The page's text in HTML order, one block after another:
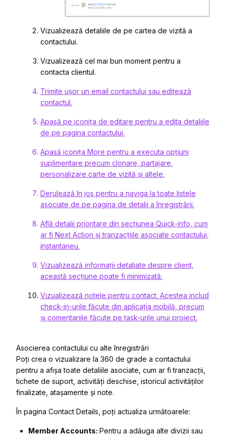
Vizualizează detaliile de pe cartea de vizită a
contactului.
Vizualizează cel mai bun moment pentru a
contacta clientul.
Trimite ușor un email contactului sau editează
contactul.
Apasă pe iconița de editare pentru a edita detaliile
de pe pagina contactului.
Apasă iconița More pentru a executa opțiuni
suplimentare precum clonare, partajare,
personalizare carte de vizită și altele.
Derulează în jos pentru a naviga la toate listele
asociate de pe pagina de detalii a înregistrării.
Află detalii prioritare din secțiunea Quick-info, cum
ar fi Next Action și tranzacțiile asociate contactului,
instantaneu.
Vizualizează informații detaliate despre client,
această secțiune poate fi minimizată.
Vizualizează notele pentru contact. Acestea includ
check-in-urile făcute din aplicația mobilă, precum
și comentariile făcute pe task-urile unui proiect.
Asocierea contactului cu alte înregistrări
Poți crea o vizualizare la 360 de grade a contactului
pentru a afișa toate detaliile asociate, cum ar fi tranzacții,
tichete de suport, activități deschise, istoricul activităților
finalizate, atașamente și note.
În pagina Contact Details , poți actualiza următoarele:
Member Accounts: Pentru a adăuga alte divizii sau